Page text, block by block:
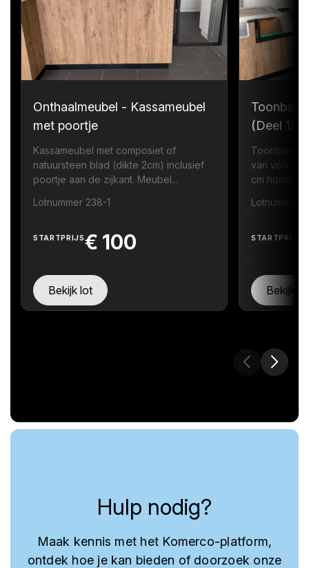
Onthaalmeubel - Kassameubel
met poortje
Kassameubel met composiet of
natuursteen blad (dikte 2cm) inclusief
poortje aan de zijkant. Meubel...
Lotnummer 238-1
STARTPRIJS€ 100
Bekijk lot
(Deel 1)
Toonbank
van
cm hoogte
Lotnummer
STARTPRIJS
Bekijk
Hulp nodig?
Maak kennis met het Komerco-platform,
ontdek hoe je kan bieden of doorzoek onze